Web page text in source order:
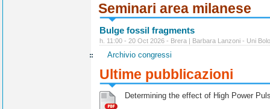
Seminari area milanese
Bulge fossil fragments
h. 11:00 - 20 Oct 2026 - Brera | Barbara Lanzoni - Uni
Archivio congressi
Ultime pubblicazioni
Determining the effect of High Power